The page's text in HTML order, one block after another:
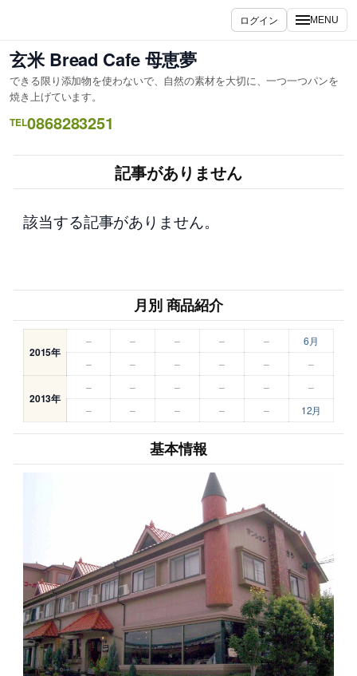
を
ス
キ
ッ
プ
ログイン MENU
玄米 Bread Cafe 母恵夢
できる限り添加物を使わないで、自然の素材を大切に、一つ一つパンを
焼き上げています。
TEL0868283251
記事がありません
該当する記事がありません。
月別 商品紹介
2015年
– – – – –
6月
–
– – – – –
2013年
– – – – –
–
–
– – – – 12月
基本情報